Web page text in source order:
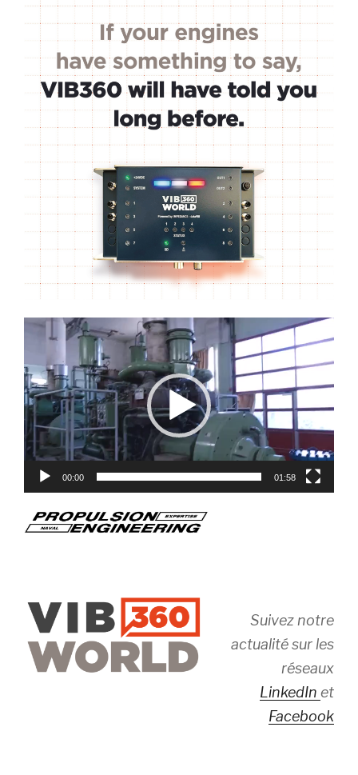
Lecteur
00:00 01:58
Suivez notre
actualité sur les
réseaux
LinkedIn et
Facebook